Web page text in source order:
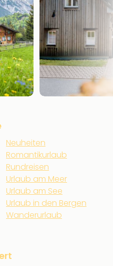
Neuheiten
Romantikurlaub
Rundreisen
Urlaub am Meer
Urlaub am See
Urlaub in den Bergen
Wanderurlaub